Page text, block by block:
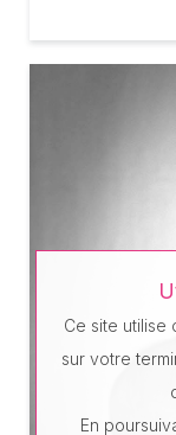
Ce site utilise
sur votre
En